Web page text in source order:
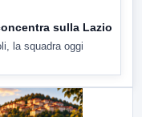
sulla Lazio
la squadra oggi